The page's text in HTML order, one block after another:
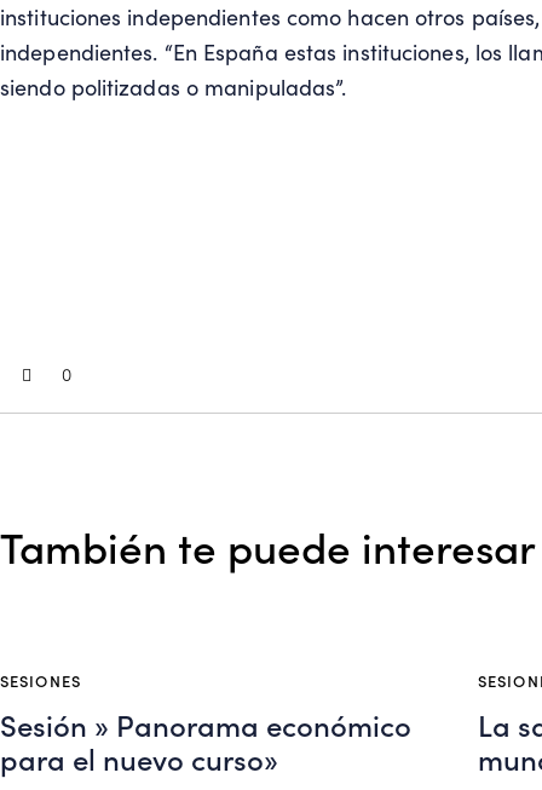
instituciones independientes como hacen otros
independientes. “En España estas instituciones, los
siendo politizadas o manipuladas”.
0
También te puede interesar
SESIONES
Sesión » Panorama económico
para el nuevo curso»
La